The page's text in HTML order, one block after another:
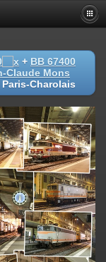
+ BB 67400
Claude Mons
Charolais